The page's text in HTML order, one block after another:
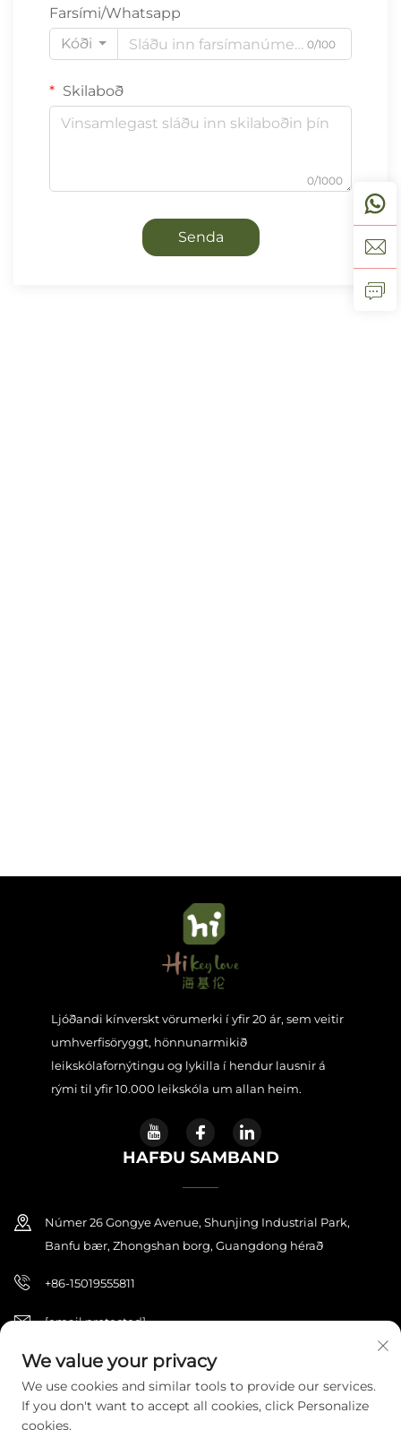
Farsími/Whatsapp
Kóði
0/100
Skilaboð
0/1000
Senda
Ljóðandi kínverskt vörumerki í yfir 20 ár, sem veitir
umhverfisöryggt, hönnunarmikið
leikskólafornýtingu og lykilla í hendur lausnir á
rými til yfir 10.000 leikskóla um allan heim.
HAFÐU SAMBAND
Númer 26 Gongye Avenue, Shunjing Industrial Park,
Banfu bær, Zhongshan borg, Guangdong hérað
+86-15019555811
[email protected]
Höfundarréttur © 2026 Zhongshan Haijilun Cultural And
Educational Product Co., Ltd. Allar réttindi áskilin. Stefna um
We value your privacy
We use cookies and similar tools to provide our services.
If you don't want to accept all cookies, click Personalize
cookies.